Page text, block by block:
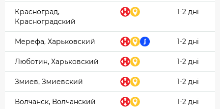
Красноград,
Красноградский
1-2 дні
Мерефа, Харьковский 1-2 дні
Люботин, Харьковский 1-2 дні
Змиев, Змиевский 1-2 дні
Волчанск, Волчанский 1-2 дні